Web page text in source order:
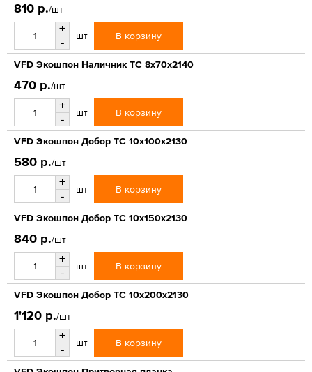
810 р./шт
+
-
шт В корзину
VFD Экошпон Наличник ТС 8x70x2140
470 р./шт
+
-
шт В корзину
VFD Экошпон Добор ТС 10x100x2130
580 р./шт
+
-
шт В корзину
VFD Экошпон Добор ТС 10x150x2130
840 р./шт
+
-
шт В корзину
VFD Экошпон Добор ТС 10x200x2130
1'120 р./шт
+
-
шт В корзину